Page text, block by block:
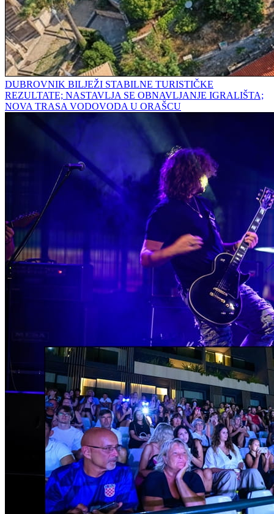
DUBROVNIK BILJEŽI STABILNE TURISTIČKE
REZULTATE; NASTAVLJA SE OBNAVLJANJE IGRALIŠTA;
NOVA TRASA VODOVODA U ORAŠCU